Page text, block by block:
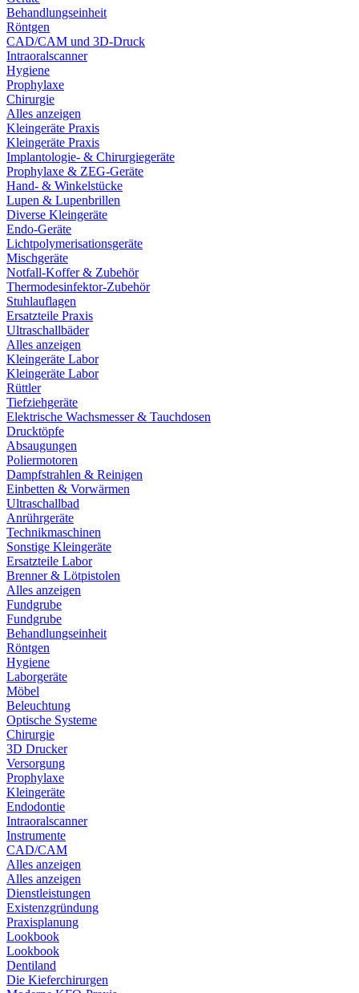
Behandlungseinheit
Röntgen
CAD/CAM und 3D-Druck
Intraoralscanner
Hygiene
Prophylaxe
Chirurgie
Alles anzeigen
Kleingeräte Praxis
Kleingeräte Praxis
Implantologie- & Chirurgiegeräte
Prophylaxe & ZEG-Geräte
Hand- & Winkelstücke
Lupen & Lupenbrillen
Diverse Kleingeräte
Endo-Geräte
Lichtpolymerisationsgeräte
Mischgeräte
Notfall-Koffer & Zubehör
Thermodesinfektor-Zubehör
Stuhlauflagen
Ersatzteile Praxis
Ultraschallbäder
Alles anzeigen
Kleingeräte Labor
Kleingeräte Labor
Rüttler
Tiefziehgeräte
Elektrische Wachsmesser & Tauchdosen
Drucktöpfe
Absaugungen
Poliermotoren
Dampfstrahlen & Reinigen
Einbetten & Vorwärmen
Ultraschallbad
Anrührgeräte
Technikmaschinen
Sonstige Kleingeräte
Ersatzteile Labor
Brenner & Lötpistolen
Alles anzeigen
Fundgrube
Fundgrube
Behandlungseinheit
Röntgen
Hygiene
Laborgeräte
Möbel
Beleuchtung
Optische Systeme
Chirurgie
3D Drucker
Versorgung
Prophylaxe
Kleingeräte
Endodontie
Intraoralscanner
Instrumente
CAD/CAM
Alles anzeigen
Alles anzeigen
Dienstleistungen
Existenzgründung
Praxisplanung
Lookbook
Lookbook
Dentiland
Die Kieferchirurgen